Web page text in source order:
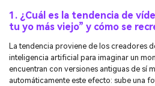
1. ¿Cuál es la tendencia de
tu yo más viejo” y cómo se
La tendencia proviene de los creadores
inteligencia artificial para imaginar un
encuentran con versiones antiguas de sí
automáticamente este efecto: sube una